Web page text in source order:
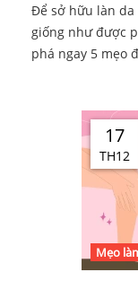
Để sở hữu làn
giống như được
phá ngay 5 mẹo
17
TH12
Mẹo